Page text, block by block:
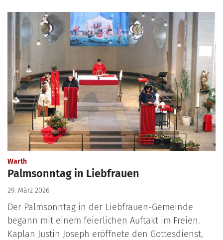
Warth:
Palmsonntag in Liebfrauen
29. März 2026
Der Palmsonntag in der Liebfrauen-Gemeinde
begann mit einem feierlichen Auftakt im Freien.
Kaplan Justin Joseph eröffnete den Gottesdienst,